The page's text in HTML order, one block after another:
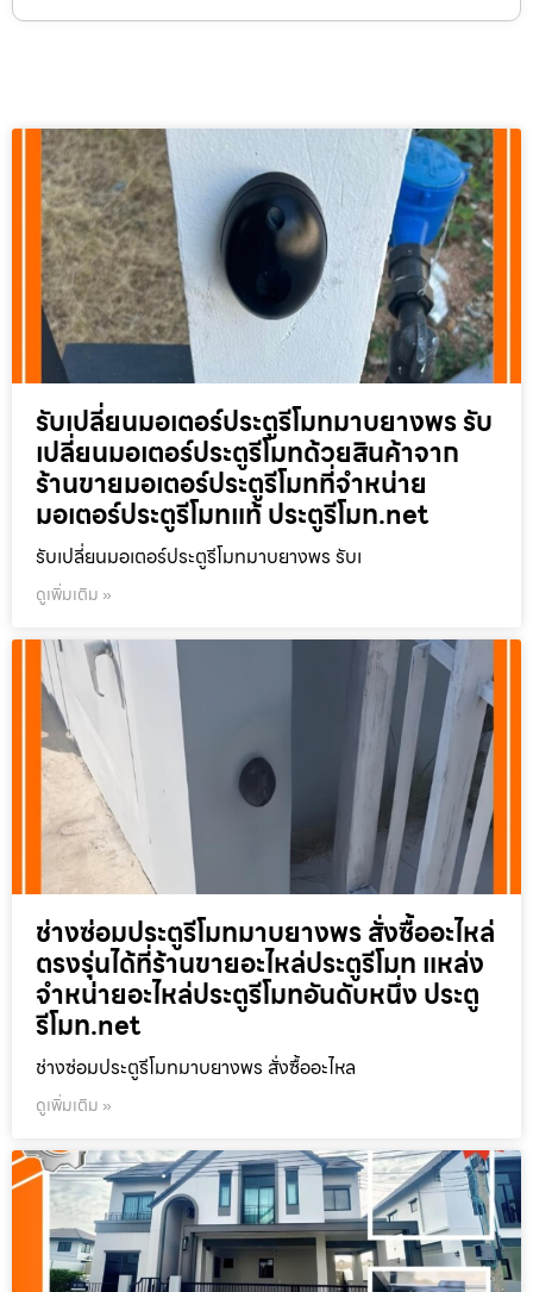
รับเปลี่ยนมอเตอร์ประตูรีโมทมาบยางพร รับ
เปลี่ยนมอเตอร์ประตูรีโมทด้วยสินค้าจาก
ร้านขายมอเตอร์ประตูรีโมทที่จำหน่าย
มอเตอร์ประตูรีโมทแท้ ประตูรีโมท.net
รับเปลี่ยนมอเตอร์ประตูรีโมทมาบยางพร รับเ
ดูเพิ่มเติม »
ช่างซ่อมประตูรีโมทมาบยางพร สั่งซื้ออะไหล่
ตรงรุ่นได้ที่ร้านขายอะไหล่ประตูรีโมท แหล่ง
จำหน่ายอะไหล่ประตูรีโมทอันดับหนึ่ง ประตู
รีโมท.net
ช่างซ่อมประตูรีโมทมาบยางพร สั่งซื้ออะไหล
ดูเพิ่มเติม »